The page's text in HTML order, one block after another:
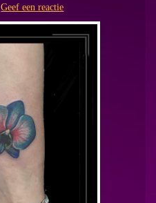
Geef een reactie